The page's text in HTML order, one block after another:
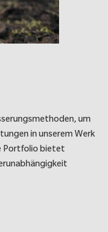
um
in unserem Werk
Portfolio bietet